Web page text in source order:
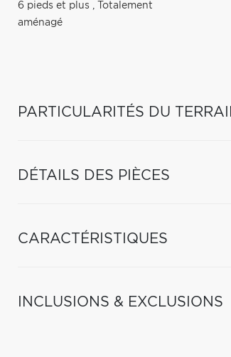
6 pieds et plus ,
Totalement
aménagé
PARTICULARITÉS DU
DÉTAILS DES PIÈCES
CARACTÉRISTIQUES
INCLUSIONS & EXCLUSIONS